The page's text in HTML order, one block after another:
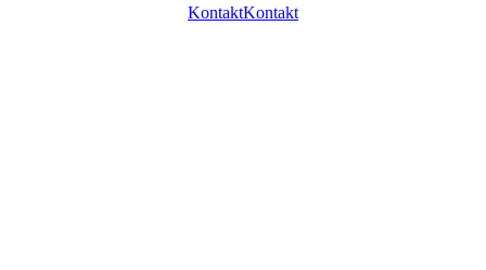
KontaktKontakt